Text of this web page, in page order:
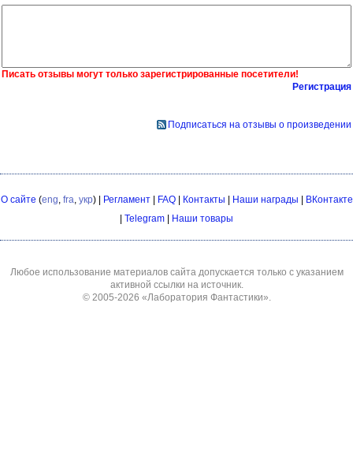
Писать отзывы могут только зарегистрированные посетители!
Регистрация
Подписаться на отзывы о произведении
О сайте (eng fra укр) | Регламент| FAQ| Контакты | Наши награды | ВКонтакте
| Telegram | Наши товары
Любое использование материалов сайта допускается только с указанием
активной ссылки на источник.
© 2005-2026 «Лаборатория Фантастики»